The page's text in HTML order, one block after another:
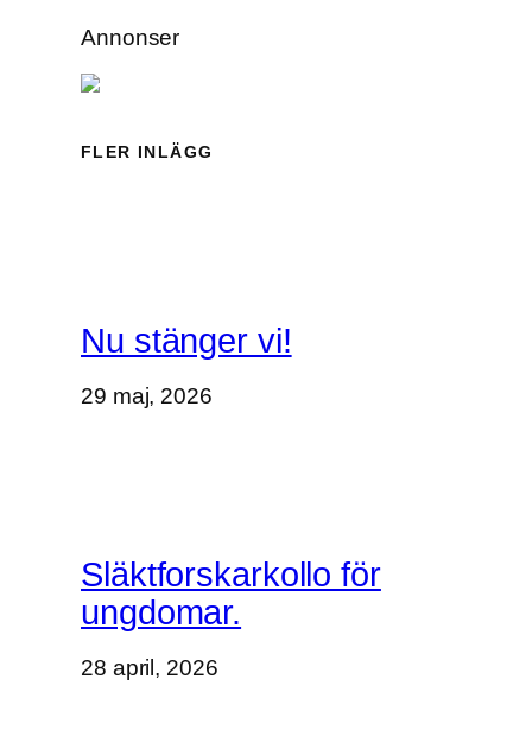
Annonser
FLER INLÄGG
Nu stänger vi!
29 maj, 2026
Släktforskarkollo för
ungdomar.
28 april, 2026